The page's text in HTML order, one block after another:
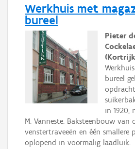
Werkhuis met
bureel
Pieter
bureel
in 1920,
M. Vanneste. Baksteenbouw van
venstertraveeën en één smallere
oplopend in voormalig laadluik.